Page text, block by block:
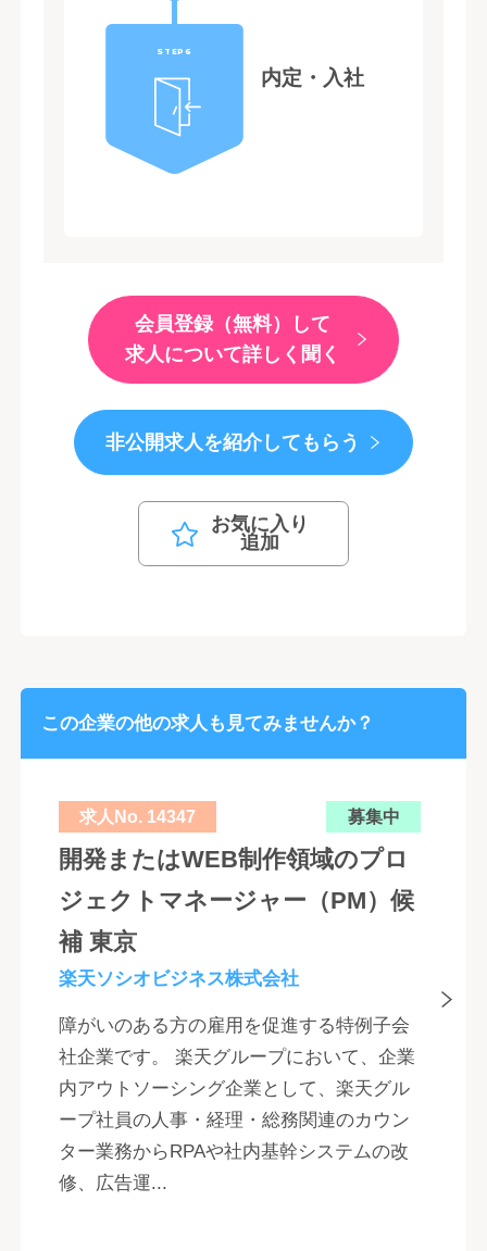
STEP6
内定・入社
会員登録（無料）して
求人について詳しく聞く
非公開求人を紹介してもらう
お気に入り
追加
この企業の他の求人も見てみませんか？
求人No. 14347 募集中
開発またはWEB制作領域のプロ
ジェクトマネージャー（PM）候
補 東京
楽天ソシオビジネス株式会社
障がいのある方の雇用を促進する特例子会
社企業です。 楽天グループにおいて、企業
内アウトソーシング企業として、楽天グル
ープ社員の人事・経理・総務関連のカウン
ター業務からRPAや社内基幹システムの改
修、広告運...